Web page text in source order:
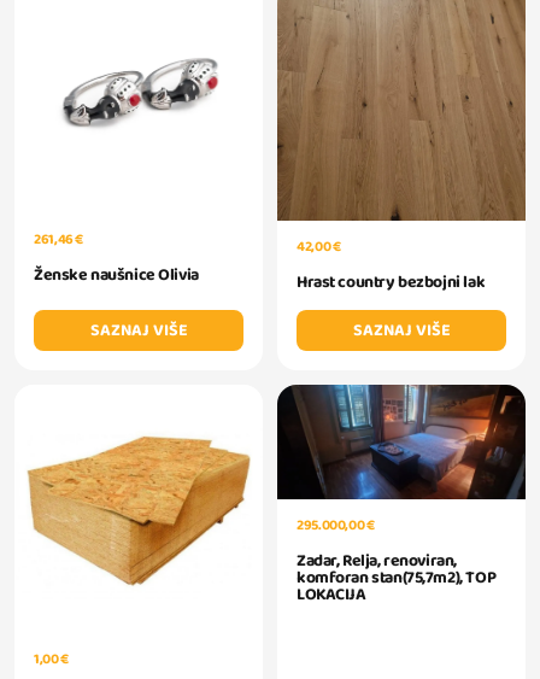
261,46 €
Ženske naušnice Olivia
SAZNAJ VIŠE
42,00 €
Hrast country bezbojni lak
SAZNAJ VIŠE
1,00 €
295.000,00 €
Zadar, Relja, renoviran,
komforan stan(75,7m2), TOP
LOKACIJA